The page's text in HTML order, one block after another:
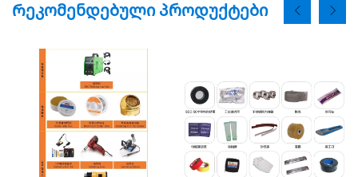
Რეკომენდებული პროდუქტები